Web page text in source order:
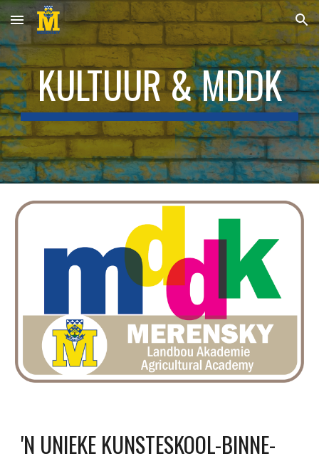
Skip to main content Skip to navigation
KULTUUR & MDDK
'N UNIEKE KUNSTESKOOL-BINNE-